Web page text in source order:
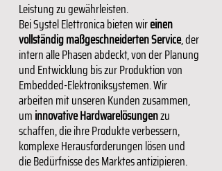
Leistung zu gewährleisten.
Bei Systel Elettronica bieten wireinen
vollständig maßgeschneiderten Service, der
intern alle Phasen abdeckt, von der Planung
und Entwicklung bis zur Produktion von
Embedded-Elektroniksystemen. Wir
arbeiten mit unseren Kunden zusammen,
uminnovative Hardwarelösungenzu
schaffen, die ihre Produkte verbessern,
komplexe Herausforderungen lösen und
die Bedürfnisse des Marktes antizipieren.